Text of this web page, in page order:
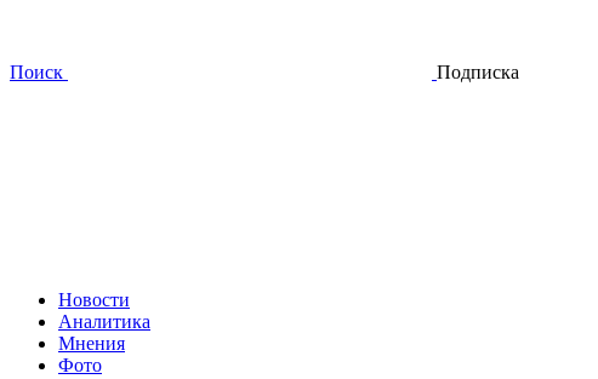
Поиск Подписка
Новости
Аналитика
Мнения
Фото